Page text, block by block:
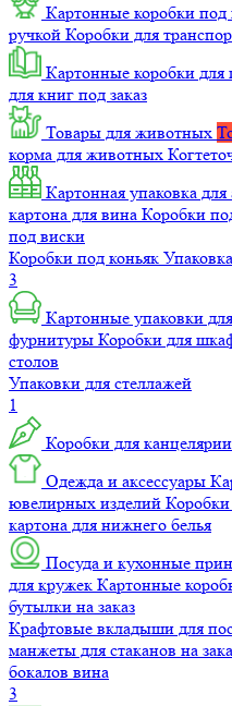
Картонные коробки под
ручкой Коробки для
Картонные коробки для
для книг под заказ
Товары для животных
корма для животных
Картонная упаковка для
картона для вина Коробки
под виски
Коробки под коньяк
3
Картонные упаковки
фурнитуры Коробки для
столов
Упаковки для стеллажей
1
Коробки для канцелярии
Одежда и аксессуары
ювелирных изделий
картона для нижнего белья
Посуда и кухонные
для кружек Картонные
бутылки на заказ
Крафтовые вкладыши для
манжеты для стаканов на
бокалов вина
3